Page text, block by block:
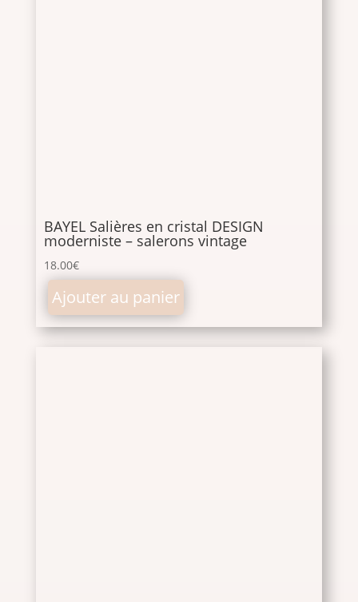
BAYEL Salières en cristal DESIGN
moderniste – salerons vintage
18.00€
Ajouter au panier